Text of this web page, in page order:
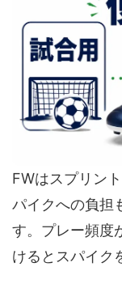
FWはスプリン
パイクへの負担
す。プレー頻度
けるとスパイク